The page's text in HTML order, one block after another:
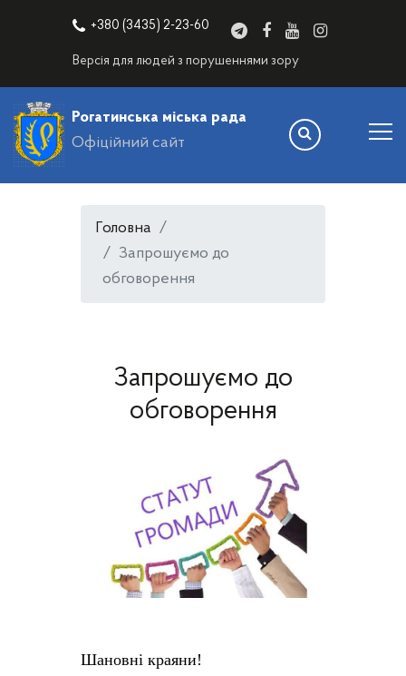
+380 (3435) 2-23-60
Версія для людей з порушеннями зору
Рогатинська міська рада
Офіційний сайт
Головна
Запрошуємо до
обговорення
Запрошуємо до
обговорення
Шановні краяни!